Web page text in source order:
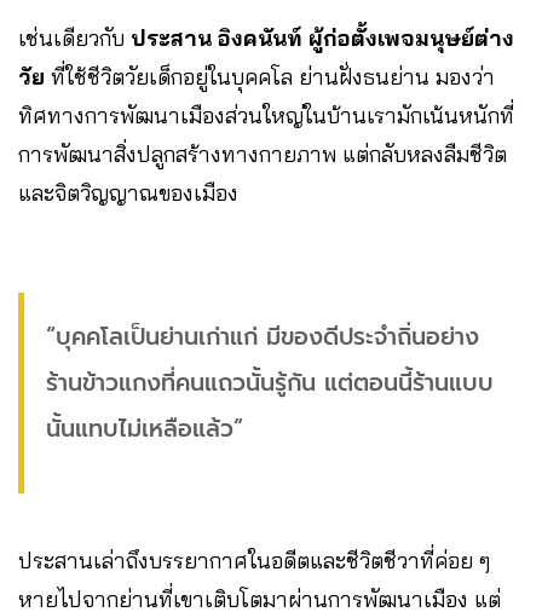
เช่นเดียวกับ ประสาน อิงคนันท์ ผู้ก่อตั้งเพจมนุษย์ต่าง
วัย ที่ใช้ชีวิตวัยเด็กอยู่ในบุคคโล ย่านฝั่งธนย่าน มองว่า
ทิศทางการพัฒนาเมืองส่วนใหญ่ในบ้านเรามักเน้นหนักที่
การพัฒนาสิ่งปลูกสร้างทางกายภาพ แต่กลับหลงลืมชีวิต
และจิตวิญญาณของเมือง
“บุคคโลเป็นย่านเก่าแก่ มีของดีประจำถิ่นอย่าง
ร้านข้าวแกงที่คนแถวนั้นรู้กัน แต่ตอนนี้ร้านแบบ
นั้นแทบไม่เหลือแล้ว”
ประสานเล่าถึงบรรยากาศในอดีตและชีวิตชีวาที่ค่อย ๆ
หายไปจากย่านที่เขาเติบโตมาผ่านการพัฒนาเมือง แต่